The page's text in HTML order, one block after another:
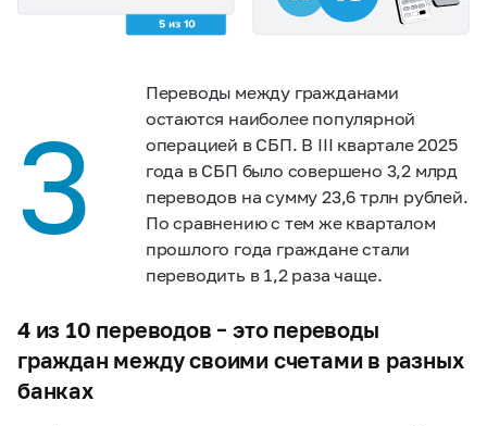
3
Переводы между гражданами
остаются наиболее популярной
операцией в СБП. В III квартале 2025
года в СБП было совершено 3,2 млрд
переводов на сумму 23,6 трлн рублей.
По сравнению с тем же кварталом
прошлого года граждане стали
переводить в 1,2 раза чаще.
4 из 10 переводов – это переводы
граждан между своими счетами в разных
банках